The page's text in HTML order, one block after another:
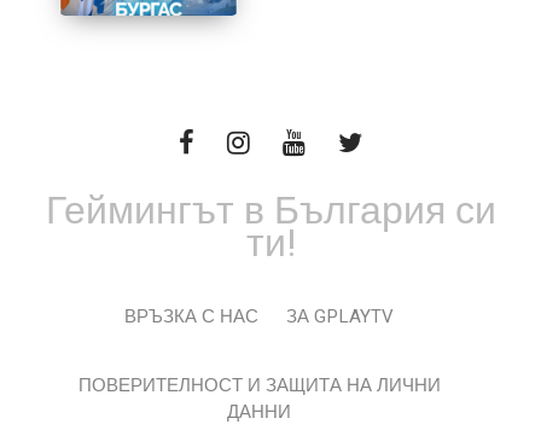
Геймингът в България си
ти!
ВРЪЗКА С НАС ЗА GPLAYTV
ПОВЕРИТЕЛНОСТ И ЗАЩИТА НА ЛИЧНИ
ДАННИ